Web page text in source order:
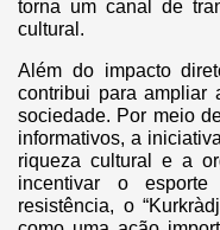
torna um canal de
cultural.
Além do impacto
contribui para ampliar
sociedade. Por meio
informativos, a
riqueza cultural e a
incentivar o
resistência, o